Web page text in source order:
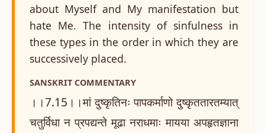
about Myself and My manifestation but
hate Me. The intensity of sinfulness in
these types in the order in which they are
successively placed.
SANSKRIT COMMENTARY
।।7.15।।मां दुष्कृतिनः पापकर्माणो दुष्कृततारतम्यात्
चतुर्विधा न प्रपद्यन्ते मूढा नराधमाः मायया अपहृतज्ञाना